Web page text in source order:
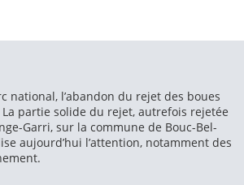
national, l’abandon du rejet des boues
partie solide du rejet, autrefois rejetée
Garri, sur la commune de Bouc-Bel-
aujourd’hui l’attention, notamment des